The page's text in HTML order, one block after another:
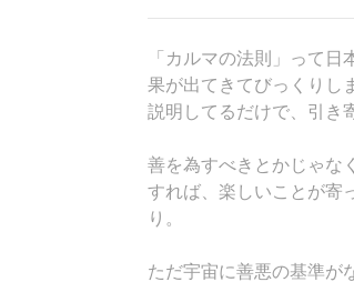
「カルマの法則」って
果が出てきてびっくりし
説明してるだけで、引き
善を為すべきとかじゃな
すれば、楽しいことが寄
り。
ただ宇宙に善悪の基準が